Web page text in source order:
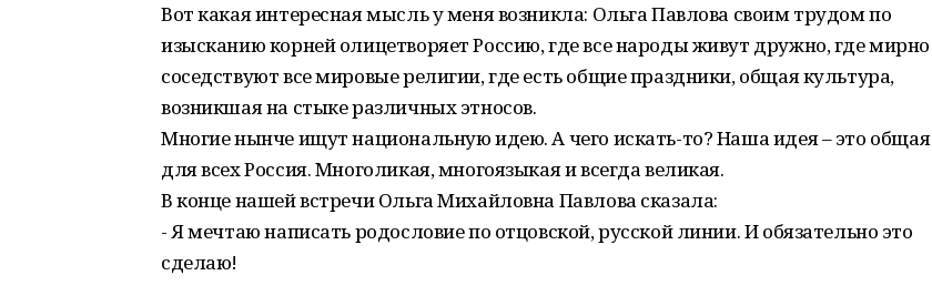
Вот какая интересная мысль у меня возникла: Ольга Павлова своим трудом по
изысканию корней олицетворяет Россию, где все народы живут дружно, где мирно
соседствуют все мировые религии, где есть общие праздники, общая культура,
возникшая на стыке различных этносов.
Многие нынче ищут национальную идею. А чего искать-то? Наша идея – это общая
для всех Россия. Многоликая, многоязыкая и всегда великая.
В конце нашей встречи Ольга Михайловна Павлова сказала:
- Я мечтаю написать родословие по отцовской, русской линии. И обязательно это
сделаю!